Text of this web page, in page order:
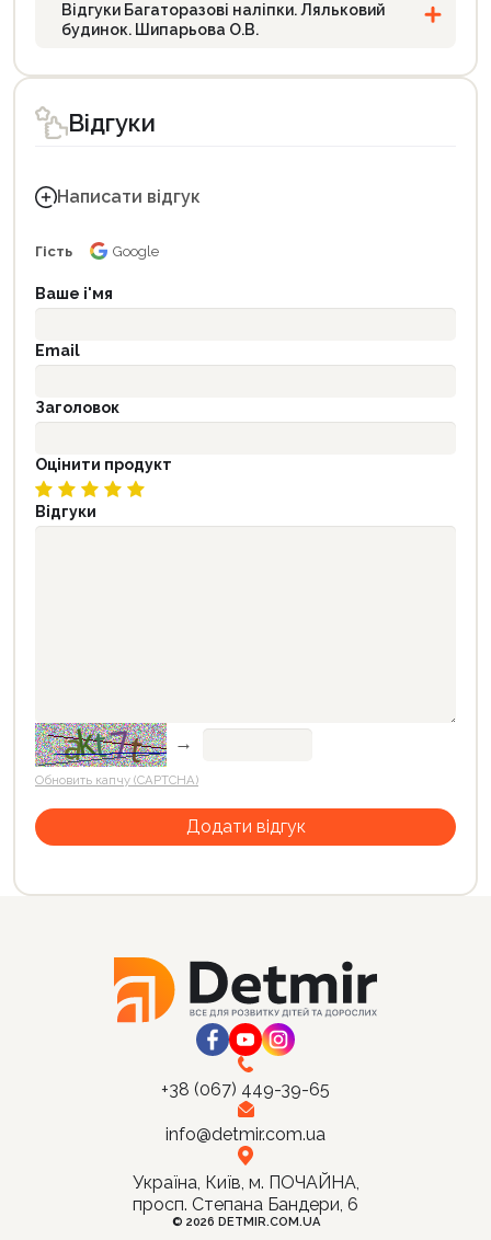
Відгуки Багаторазові наліпки. Ляльковий
будинок. Шипарьова О.В.
Відгуки
Написати відгук
Гість Google
Ваше і'мя
Email
Заголовок
Оцінити продукт
Відгуки
→
Обновить капчу (CAPTCHA)
+38 (067) 449-39-65
info@detmir.com.ua
Україна, Київ, м. ПОЧАЙНА,
просп. Степана Бандери, 6
© 2026 DETMIR.COM.UA